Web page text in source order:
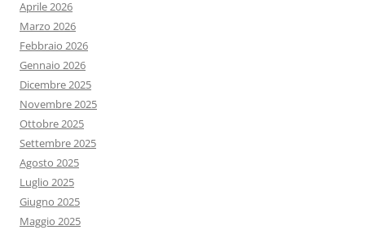
Aprile 2026
Marzo 2026
Febbraio 2026
Gennaio 2026
Dicembre 2025
Novembre 2025
Ottobre 2025
Settembre 2025
Agosto 2025
Luglio 2025
Giugno 2025
Maggio 2025